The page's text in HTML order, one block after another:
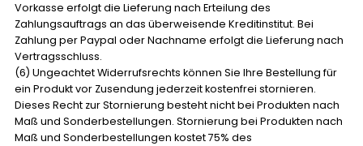
Vorkasse erfolgt die Lieferung nach Erteilung des
Zahlungsauftrags an das überweisende Kreditinstitut. Bei
Zahlung per Paypal oder Nachname erfolgt die Lieferung nach
Vertragsschluss.
(6) Ungeachtet Widerrufsrechts können Sie Ihre Bestellung für
ein Produkt vor Zusendung jederzeit kostenfrei stornieren.
Dieses Recht zur Stornierung besteht nicht bei Produkten nach
Maß und Sonderbestellungen. Stornierung bei Produkten nach
Maß und Sonderbestellungen kostet 75% des